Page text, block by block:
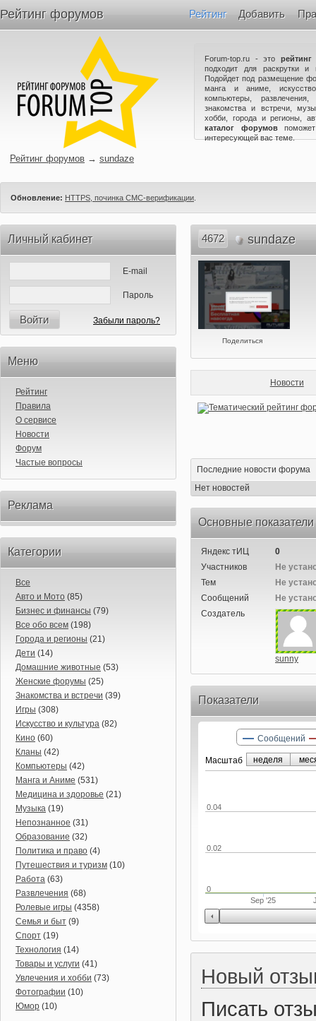
Рейтинг форумов Рейтинг Добавить
Forum-top.ru - это
подходит для раскрутки и
Подойдет под размещение
манга и аниме,
компьютеры,
знакомства и встречи,
хобби, города и регионы,
каталог форумов
интересующей вас теме.
Рейтинг форумов → sundaze
Обновление: HTTPS, починка СМС-верификации
Личный кабинет
E-mail
Пароль
Войти Забыли пароль?
Меню
Рейтинг
Правила
О сервисе
Новости
Форум
Частые вопросы
Реклама
Категории
Все
Авто и Мото (85)
Бизнес и финансы (79)
Все обо всем (198)
Города и регионы (21)
Дети (14)
Домашние животные (53)
Женские форумы (25)
Знакомства и встречи (39)
Игры (308)
Искусство и культура (82)
Кино (60)
Кланы (42)
Компьютеры (42)
Манга и Аниме (531)
Медицина и здоровье (21)
Музыка (19)
Непознанное (31)
Образование (32)
Политика и право (4)
Путешествия и туризм (10)
Работа (63)
Развлечения (68)
Ролевые игры (4358)
Семья и быт (9)
Спорт (19)
Технология (14)
Товары и услуги (41)
Увлечения и хобби (73)
Фотографии (10)
Юмор (10)
4672 sundaze
Поделиться
Новости
Последние новости форума
Нет новостей
Основные
Яндекс тИЦ
0
Участников
Не
Тем
Не
Сообщений
Не
Создатель
sunny
Показатели
Маcштаб
Sep '25
0
0.02
0.04
Сообщений
неделя
Новый
Писать